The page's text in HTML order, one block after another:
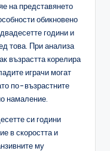
на представянето
обикновено
години и
това. При анализа
възрастта корелира
играчи могат
по-възрастните
намаление.
си години
в скоростта и
му